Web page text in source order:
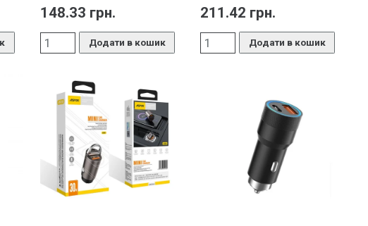
148.33 грн.
Додати в кошик
211.42 грн.
Додати в кошик